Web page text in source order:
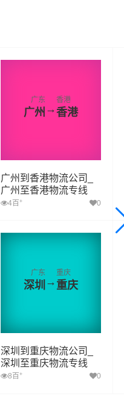
广东
广州 →
香港
香港
广州到香港物流公司_
广州至香港物流专线
4百 + 0
广东
深圳→
重庆
重庆
深圳到重庆物流公司_
深圳至重庆物流专线
8百 + 0